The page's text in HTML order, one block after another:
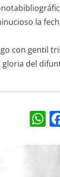
la
con gentil
gloria del
W
h
at